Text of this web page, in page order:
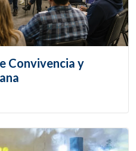
Convivencia y